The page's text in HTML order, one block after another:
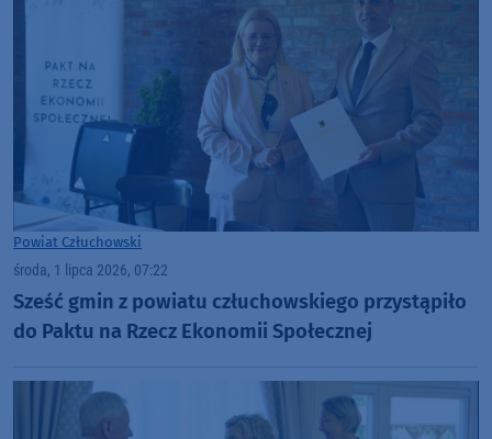
Powiat Człuchowski
środa, 1 lipca 2026, 07:22
Sześć gmin z powiatu człuchowskiego przystąpiło
do Paktu na Rzecz Ekonomii Społecznej